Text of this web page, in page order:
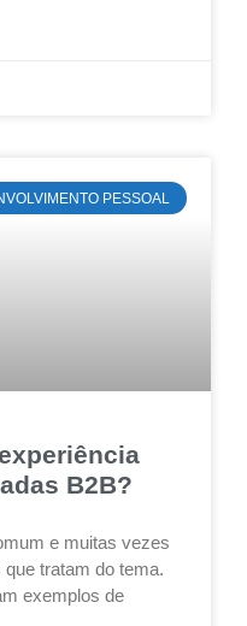
PESSOAL
B2B?
e muitas vezes
tratam do tema.
exemplos de